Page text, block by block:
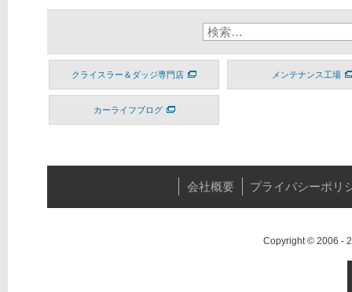
クライスラー＆ダッジ専門店 メンテナンス工場
カーライフブログ
会社概要 プライバシーポリ
Copyright © 2006 -